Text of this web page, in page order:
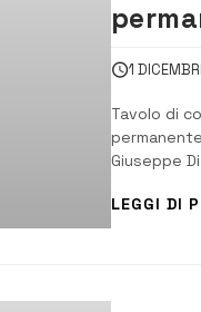
1
Tavolo di
Giuseppe
dell’Adsp
LEGGI DI